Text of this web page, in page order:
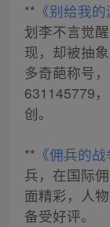
** 《别给我
划李不言觉
现，却被抽
多奇葩称号
631145779
创。
** 《佣兵的战
兵，在国际
面精彩，人
备受好评。